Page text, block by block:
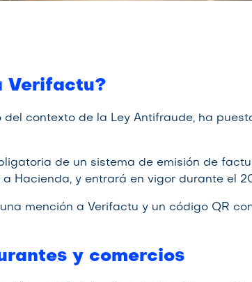
Verifactu?
del contexto de la Ley Antifraude, ha
de un sistema de emisión de
Hacienda, y entrará en vigor durante el
mención a Verifactu y un código QR
y comercios